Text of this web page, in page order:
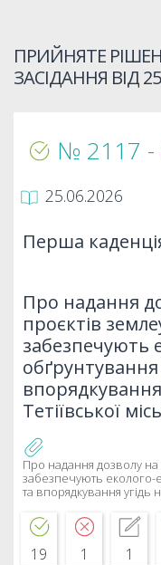
ПРИЙНЯТЕ
ЗАСІДАННЯ ВІД
№ 2117 -
25.06.2026
Перша
Про надання
проєктів
забезпечують
обґрунтування
впорядкування
Тетіївської
Про надання дозволу
забезпечують еколого-
та впорядкування угідь
19 1 1